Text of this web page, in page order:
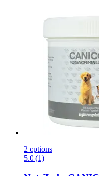
2 options
5.0 (1)